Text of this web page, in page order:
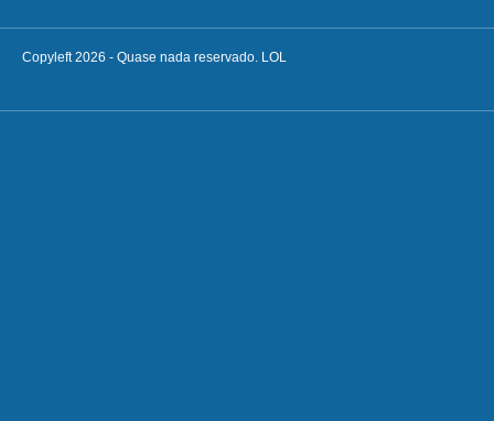
Copyleft 2026 - Quase nada reservado. LOL